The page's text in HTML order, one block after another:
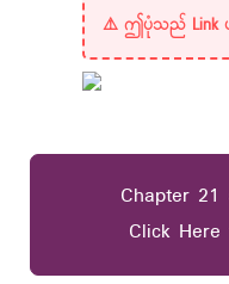
Chapter
Click